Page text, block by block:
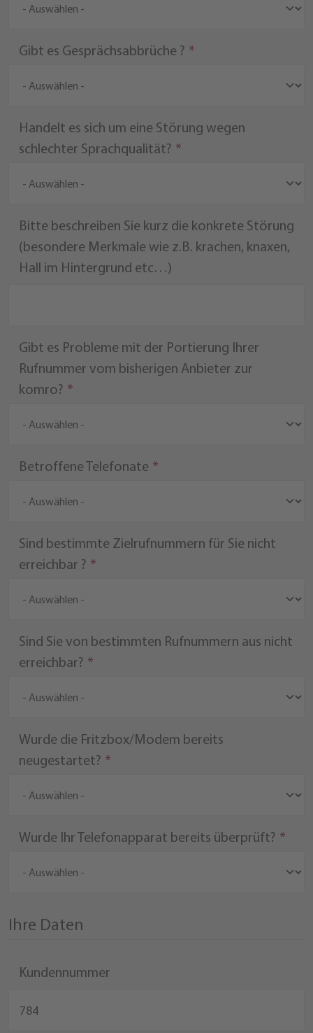
Gibt es Gesprächsabbrüche ?
Handelt es sich um eine Störung wegen
schlechter Sprachqualität?
Bitte beschreiben Sie kurz die konkrete Störung
(besondere Merkmale wie z.B. krachen, knaxen,
Hall im Hintergrund etc…)
Gibt es Probleme mit der Portierung Ihrer
Rufnummer vom bisherigen Anbieter zur
komro?
Betroffene Telefonate
Sind bestimmte Zielrufnummern für Sie nicht
erreichbar ?
Sind Sie von bestimmten Rufnummern aus nicht
erreichbar?
Wurde die Fritzbox/Modem bereits
neugestartet?
Wurde Ihr Telefonapparat bereits überprüft?
Ihre Daten
Kundennummer